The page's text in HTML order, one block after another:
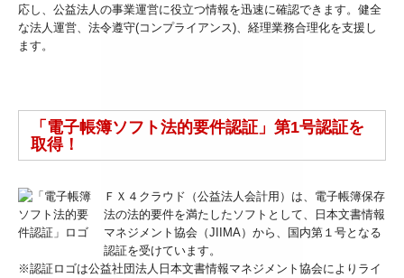
相続税の申告
採用情報
スタッフインタビュー
キャリアアップ・教育制度
応し、公益法人の事業運営に役立つ情報を迅速に確認できます。健全
な法人運営、法令遵守(コンプライアンス)、経理業務合理化を支援し
ます。
「電子帳簿ソフト法的要件認証」第1号認証を
取得！
ＦＸ４クラウド（公益法人会計用）は、電子帳簿保存
法の法的要件を満たしたソフトとして、日本文書情報
マネジメント協会（JIIMA）から、国内第１号となる
認証を受けています。
※認証ロゴは公益社団法人日本文書情報マネジメント協会によりライ